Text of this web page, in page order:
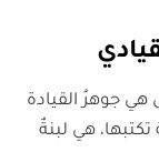
جوهرُ القيادة
هي لبنةٌ